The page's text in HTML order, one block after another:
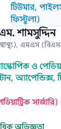
শামসুদ্দিন
এমএস
ও
অ্যাপেন্ডিক্স,
সার্জারি)
অভিজ্ঞতা